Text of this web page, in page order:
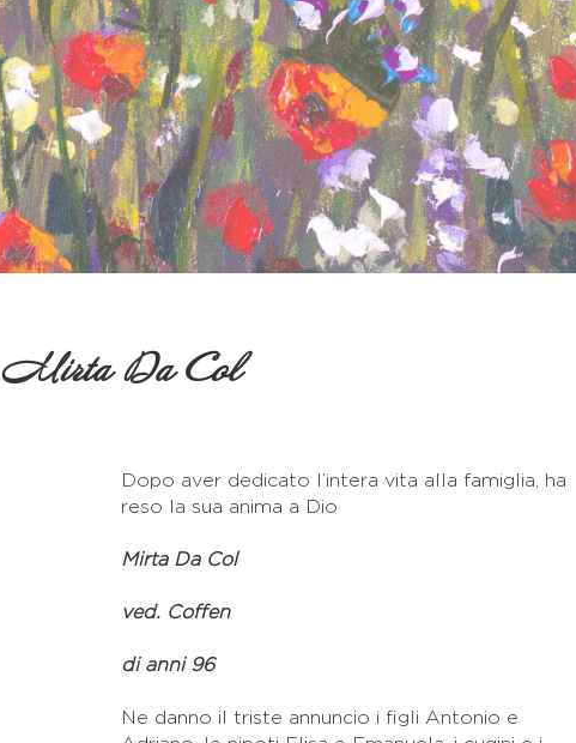
Mirta Da Col
Dopo aver dedicato l’intera vita alla famiglia, ha
reso la sua anima a Dio
Mirta Da Col
ved. Coffen
di anni 96
Ne danno il triste annuncio i figli Antonio e